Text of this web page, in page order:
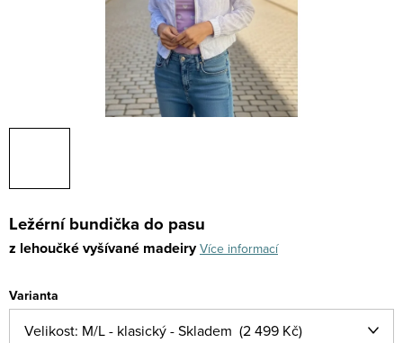
Ležérní bundička do pasu
z lehoučké vyšívané madeiry Více informací
Varianta